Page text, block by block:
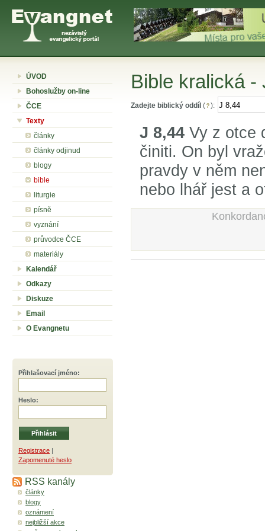
ÚVOD
Bohoslužby on-line
ČCE
Texty
články
články odjinud
blogy
bible
liturgie
písně
vyznání
průvodce ČCE
materiály
Kalendář
Odkazy
Diskuze
Email
O Evangnetu
Přihlašovací jméno:
Heslo:
Registrace |
Zapomenuté heslo
RSS kanály
články
blogy
oznámení
nejbližší akce
Bible kralická -
Zadejte biblický oddíl ( ):
J 8,44 Vy z otce
činiti. On byl
pravdy v něm
nebo lhář jest a